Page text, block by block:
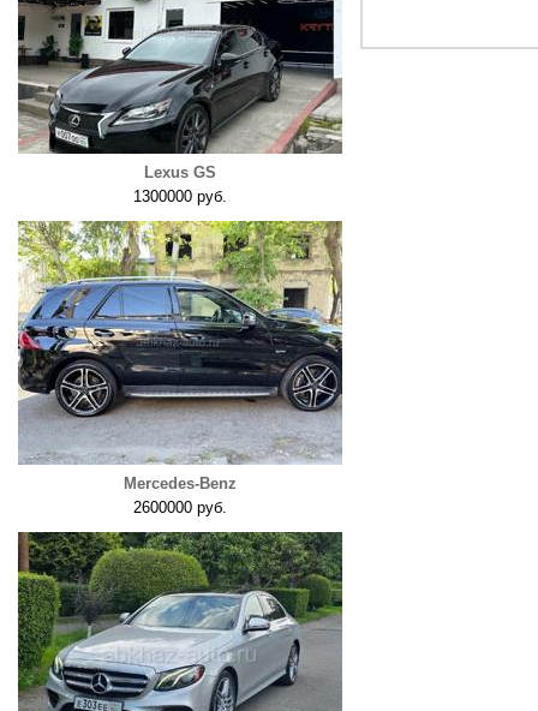
Lexus GS
1300000 руб.
Mercedes-Benz
2600000 руб.